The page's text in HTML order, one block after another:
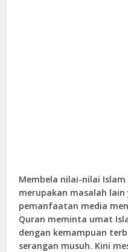
Membela nilai-nilai
merupakan masalah
pemanfaatan media
Quran meminta umat
dengan kemampuan
serangan musuh. Kini